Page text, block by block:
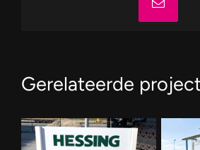
E-
mail
Gerelateerde